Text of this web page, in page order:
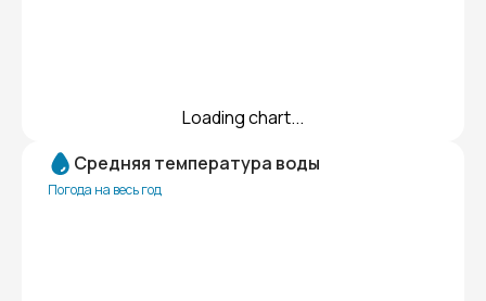
Loading chart...
Средняя температура воды
Погода на весь год